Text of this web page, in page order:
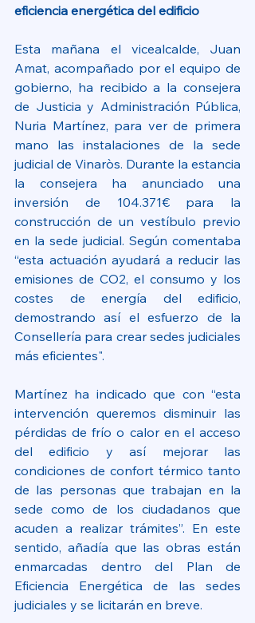
eficiencia energética del edificio
Esta mañana el vicealcalde, Juan
Amat, acompañado por el equipo de
gobierno, ha recibido a la consejera
de Justicia y Administración Pública,
Nuria Martínez, para ver de primera
mano las instalaciones de la sede
judicial de Vinaròs. Durante la estancia
la consejera ha anunciado una
inversión de 104.371€ para la
construcción de un vestíbulo previo
en la sede judicial. Según comentaba
“esta actuación ayudará a reducir las
emisiones de CO2, el consumo y los
costes de energía del edificio,
demostrando así el esfuerzo de la
Consellería para crear sedes judiciales
más eficientes".
Martínez ha indicado que con “esta
intervención queremos disminuir las
pérdidas de frío o calor en el acceso
del edificio y así mejorar las
condiciones de confort térmico tanto
de las personas que trabajan en la
sede como de los ciudadanos que
acuden a realizar trámites”. En este
sentido, añadía que las obras están
enmarcadas dentro del Plan de
Eficiencia Energética de las sedes
judiciales y se licitarán en breve.